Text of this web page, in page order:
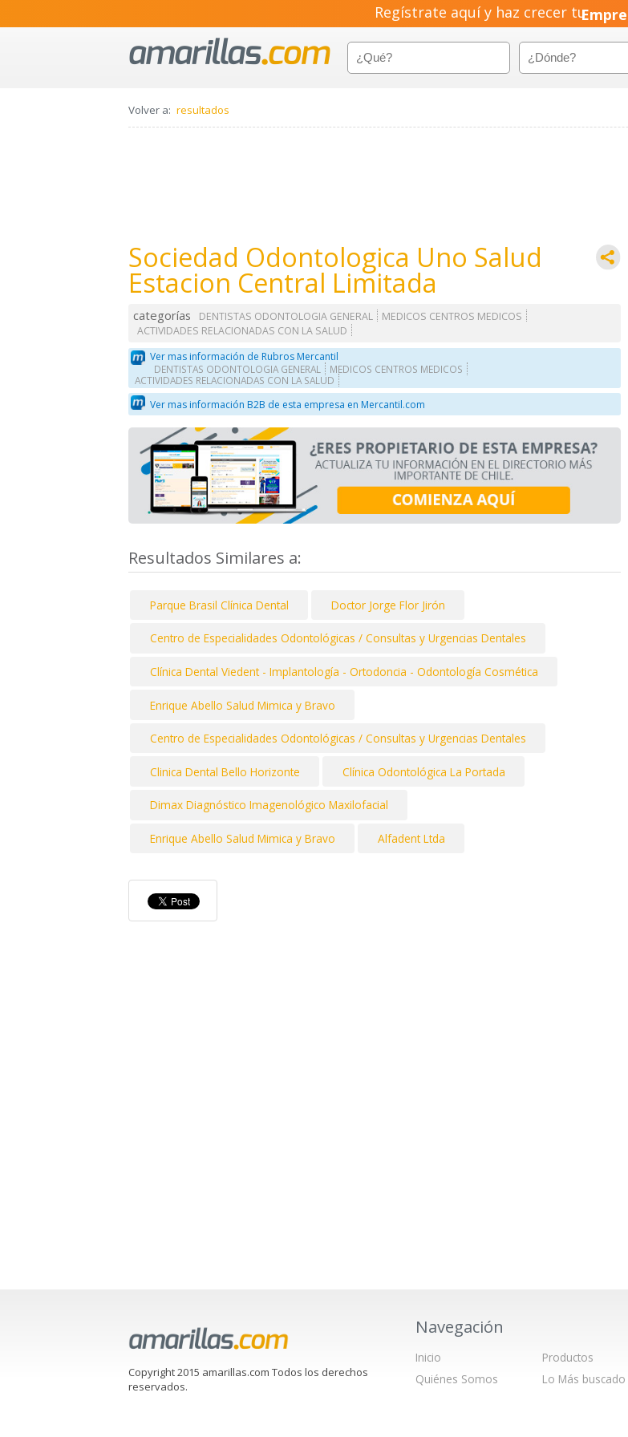
Regístrate aquí y haz crecer tu
Volver a: resultados
Sociedad Odontologica Uno Salud
Estacion Central Limitada
categorías DENTISTAS ODONTOLOGIA GENERAL
MEDICOS CENTROS MEDICOS
ACTIVIDADES RELACIONADAS CON LA SALUD
Ver mas información de Rubros Mercantil
DENTISTAS ODONTOLOGIA GENERAL
MEDICOS CENTROS MEDICOS
ACTIVIDADES RELACIONADAS CON LA SALUD
Ver mas información B2B de esta empresa en Mercantil.com
Resultados Similares a:
Parque Brasil Clínica Dental Doctor Jorge Flor Jirón
Centro de Especialidades Odontológicas / Consultas y Urgencias Dentales
Clínica Dental Viedent - Implantología - Ortodoncia - Odontología Cosmética
Enrique Abello Salud Mimica y Bravo
Centro de Especialidades Odontológicas / Consultas y Urgencias Dentales
Clinica Dental Bello Horizonte Clínica Odontológica La Portada
Dimax Diagnóstico Imagenológico Maxilofacial
Enrique Abello Salud Mimica y Bravo Alfadent Ltda
Copyright 2015 amarillas.com Todos los derechos
reservados.
Navegación
Inicio
Quiénes Somos
Productos
Lo Más buscado